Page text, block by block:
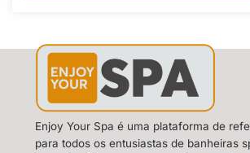
Enjoy Your Spa é uma plataforma de
para todos os entusiastas de banheiras